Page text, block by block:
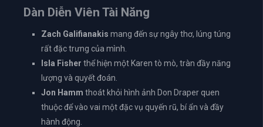
Dàn Diễn Viên Tài Năng
Zach Galifianakis mang đến sự ngây thơ, lúng túng
rất đặc trưng của mình.
Isla Fisher thể hiện một Karen tò mò, tràn đầy năng
lượng và quyết đoán.
Jon Hamm thoát khỏi hình ảnh Don Draper quen
thuộc để vào vai một đặc vụ quyến rũ, bí ẩn và đầy
hành động.